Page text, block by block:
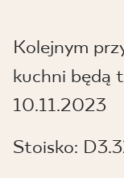
Kolejnym
kuchni będą
10.11.2023
Stoisko: